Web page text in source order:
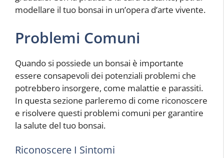
modellare il tuo bonsai in un’opera d’arte vivente.
Problemi Comuni
Quando si possiede un bonsai è importante
essere consapevoli dei potenziali problemi che
potrebbero insorgere, come malattie e parassiti.
In questa sezione parleremo di come riconoscere
e risolvere questi problemi comuni per garantire
la salute del tuo bonsai.
Riconoscere I Sintomi